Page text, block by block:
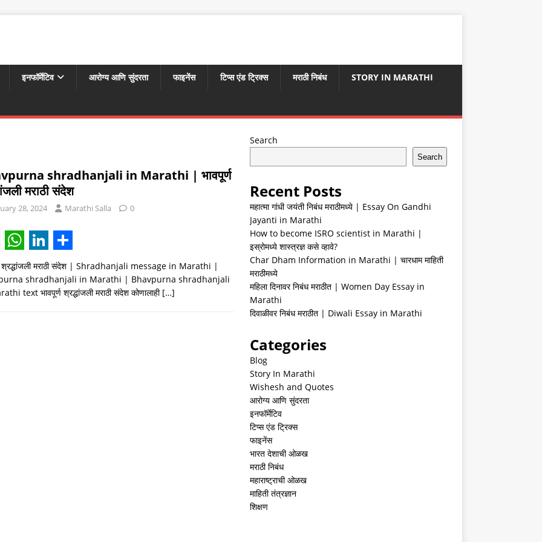
इनफॉर्मेटिव आरोग्य आणि सुंदरता फाइनेंस टिप्स एंड ट्रिक्स मराठी निबंध STORY IN MARATHI
shradhanjali in Marathi | भावपूर्ण
मराठी संदेश
28, 2024 Marathi Salla 0
W
h
a
L
i
n
S
h
a
श्रद्धांजली मराठी संदेश | Shradhanjali message in Marathi |
shradhanjali in Marathi | Bhavpurna shradhanjali
text भावपूर्ण श्रद्धांजली मराठी संदेश कोणालाही […]
Search
Search
Recent Posts
महात्मा गांधी जयंती निबंध मराठीमध्ये | Essay On Gandhi
Jayanti in Marathi
How to become ISRO scientist in Marathi |
इस्रोमध्ये शास्त्रज्ञ कसे व्हावे?
Char Dham Information in Marathi | चारधाम माहिती
मराठीमध्ये
महिला दिनावर निबंध मराठीत | Women Day Essay in
Marathi
दिवाळीवर निबंध मराठीत | Diwali Essay in Marathi
Categories
Blog
Story In Marathi
Wishesh and Quotes
आरोग्य आणि सुंदरता
इनफॉर्मेटिव
टिप्स एंड ट्रिक्स
फाइनेंस
भारत देशाची ओळख
मराठी निबंध
महाराष्ट्राची ओळख
माहिती तंत्रज्ञान
शिक्षण